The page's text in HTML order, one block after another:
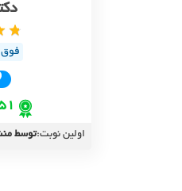
اولین نوبت:توسط